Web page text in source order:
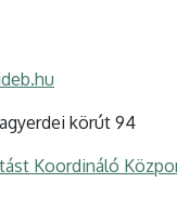
körút 94
Koordináló